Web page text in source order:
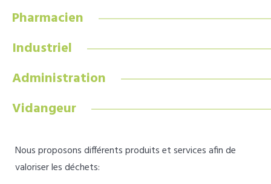
Pharmacien
Industriel
Administration
Vidangeur
Nous proposons différents produits et services afin de
valoriser les déchets: